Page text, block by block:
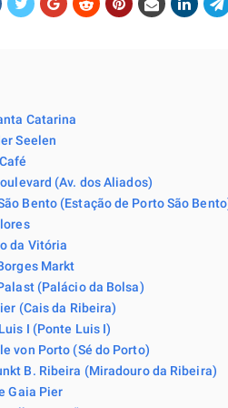
Catarina
Seelen
(Av. dos Aliados)
Bento (Estação de Porto São
da Vitória
Markt
(Palácio da Bolsa)
(Cais da Ribeira)
I (Ponte Luis I)
von Porto (Sé do Porto)
B. Ribeira (Miradouro da Ribeira)
Gaia Pier